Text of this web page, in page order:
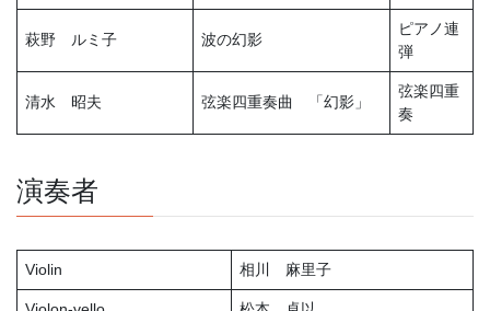
萩野 ルミ子 波の幻影
ピアノ連
弾
清水 昭夫 弦楽四重奏曲 「幻影」
弦楽四重
奏
演奏者
Violin 相川 麻里子